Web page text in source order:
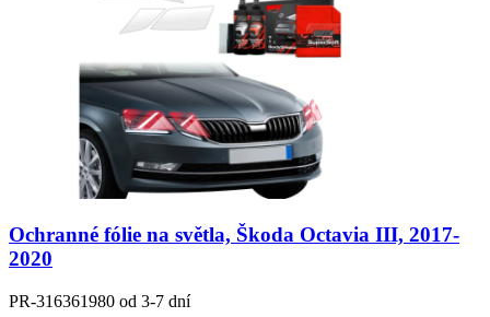
Ochranné fólie na světla, Škoda Octavia III, 2017-
2020
PR-316361980 od 3-7 dní